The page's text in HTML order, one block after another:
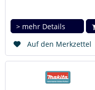
> mehr Details
Auf den Merkzettel